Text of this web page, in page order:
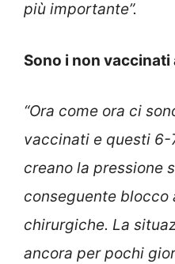
più importante”.
Sono i non vaccinati
“Ora come ora ci
vaccinati e questi 6-
creano la pressione
conseguente
chirurgiche. La
ancora per pochi